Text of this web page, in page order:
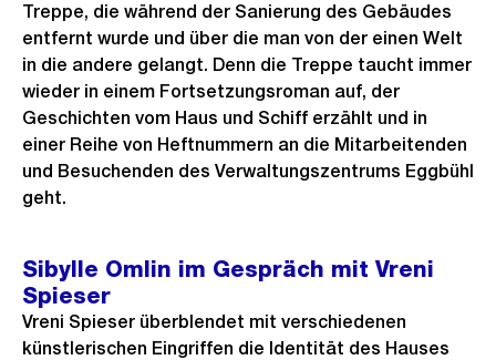
Treppe, die während der Sanierung des Gebäudes
entfernt wurde und über die man von der einen Welt
in die andere gelangt. Denn die Treppe taucht immer
wieder in einem Fortsetzungsroman auf, der
Geschichten vom Haus und Schiff erzählt und in
einer Reihe von Heftnummern an die Mitarbeitenden
und Besuchenden des Verwaltungszentrums Eggbühl
geht.
Sibylle Omlin im Gespräch mit Vreni
Spieser
Vreni Spieser überblendet mit verschiedenen
künstlerischen Eingriffen die Identität des Hauses